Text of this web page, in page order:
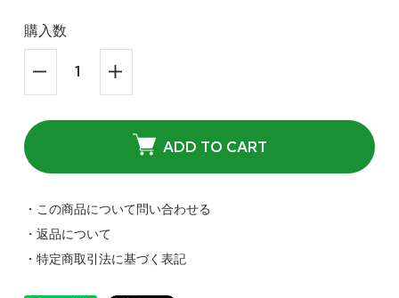
購入数
ADD TO CART
・この商品について問い合わせる
・返品について
・特定商取引法に基づく表記